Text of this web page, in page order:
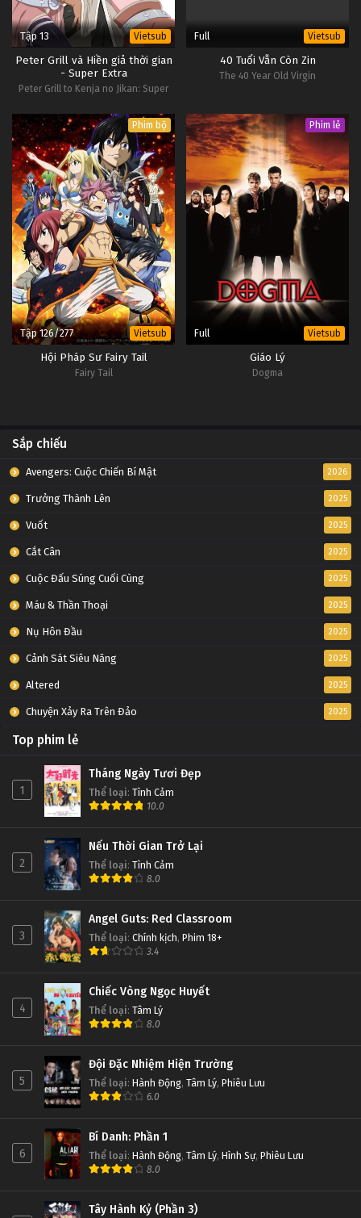
Tập 13 Vietsub
Peter Grill và Hiền giả thời gian
- Super Extra
Peter Grill to Kenja no Jikan: Super
Full Vietsub
40 Tuổi Vẫn Còn Zin
The 40 Year Old Virgin
Phim bộ
Tập 126/277 Vietsub
Hội Pháp Sư Fairy Tail
Fairy Tail
Phim lẻ
Full Vietsub
Giáo Lý
Dogma
Sắp chiếu
Avengers: Cuộc Chiến Bí Mật 2026
Trưởng Thành Lên 2025
Vuốt 2025
Cắt Cân 2025
Cuộc Đấu Súng Cuối Cùng 2025
Máu & Thần Thoại 2025
Nụ Hôn Đầu 2025
Cảnh Sát Siêu Năng 2025
Altered 2025
Chuyện Xảy Ra Trên Đảo 2025
Top phim lẻ
1
Tháng Ngày Tươi Đẹp
Thể loại: Tình Cảm
10.0
2
Nếu Thời Gian Trở Lại
Thể loại: Tình Cảm
8.0
3
Angel Guts: Red Classroom
Thể loại: Chính kịch, Phim 18+
3.4
4
Chiếc Vòng Ngọc Huyết
Thể loại: Tâm Lý
8.0
5
Đội Đặc Nhiệm Hiện Trường
Thể loại: Hành Động, Tâm Lý, Phiêu Lưu
6.0
6
Bí Danh: Phần 1
Thể loại: Hành Động, Tâm Lý, Hình Sự, Phiêu Lưu
8.0
Tây Hành Kỷ (Phần 3)